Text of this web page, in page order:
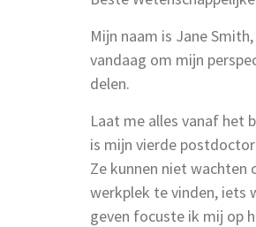
Mijn naam is Jane
vandaag om mijn
delen.
Laat me alles vanaf het
is mijn vierde
Ze kunnen niet wachten
werkplek te vinden, iets
geven focuste ik mij op